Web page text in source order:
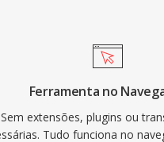
Ferramenta no
Sem extensões, plugins ou
Tudo funciona no